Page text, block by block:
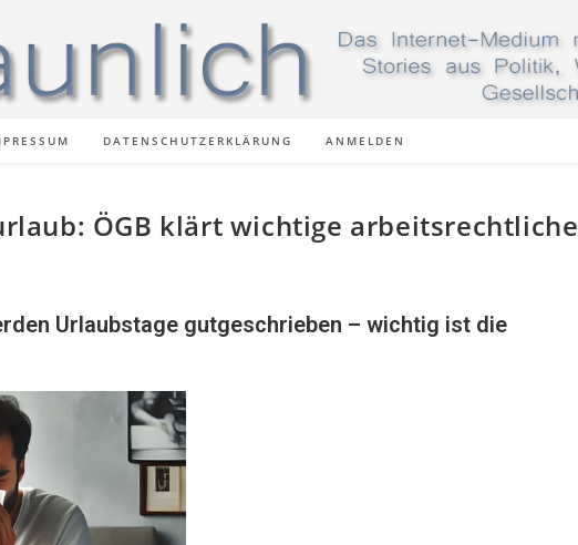
DATENSCHUTZERKLÄRUNG ANMELDEN
ÖGB klärt wichtige arbeitsrechtliche
Urlaubstage gutgeschrieben – wichtig ist die